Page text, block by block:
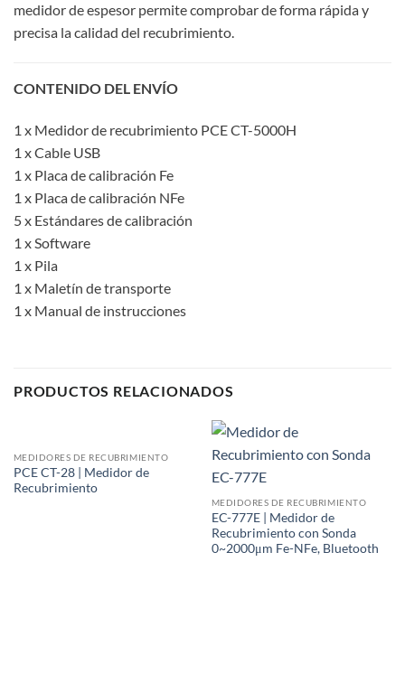
medidor de espesor permite comprobar de forma rápida y
precisa la calidad del recubrimiento.
CONTENIDO DEL ENVÍO
1 x Medidor de recubrimiento PCE CT-5000H
1 x Cable USB
1 x Placa de calibración Fe
1 x Placa de calibración NFe
5 x Estándares de calibración
1 x Software
1 x Pila
1 x Maletín de transporte
1 x Manual de instrucciones
PRODUCTOS RELACIONADOS
MEDIDORES DE RECUBRIMIENTO
PCE CT-28 | Medidor de
Recubrimiento
MEDIDORES DE RECUBRIMIENTO
EC-777E | Medidor de
Recubrimiento con Sonda
0~2000μm Fe-NFe, Bluetooth